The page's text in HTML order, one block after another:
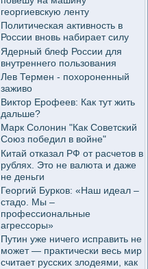
георгиевскую ленту
Политическая активность в
России вновь набирает силу
Ядерный блеф России для
внутреннего пользования
Лев Термен - похороненный
заживо
Виктор Ерофеев: Как тут жить
дальше?
Марк Солонин "Как Советский
Союз победил в войне"
Китай отказал РФ от расчетов в
рублях. Это не валюта и даже
не деньги
Георгий Бурков: «Наш идеал –
стадо. Мы –
профессиональные
агрессоры»
Путин уже ничего исправить не
может — практически весь мир
считает русских злодеями, как